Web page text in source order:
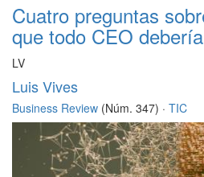
Cuatro preguntas
que todo CEO
LV
Luis Vives
Business Review (Núm. 347) · TIC